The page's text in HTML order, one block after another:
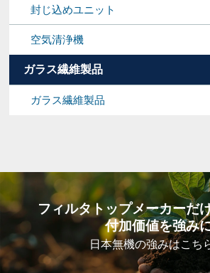
封じ込めユニット
空気清浄機
ガラス繊維製品
ガラス繊維製品
フィルタトップメーカーだ
付加価値を強み
日本無機の強みはこち